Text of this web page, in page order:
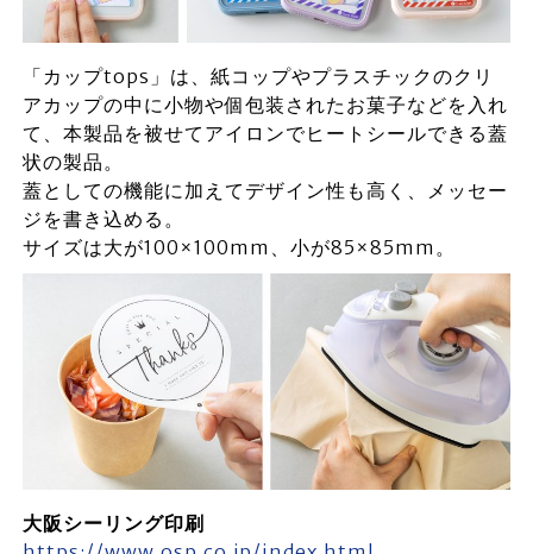
「カップtops」は、紙コップやプラスチックのクリ
アカップの中に小物や個包装されたお菓子などを入れ
て、本製品を被せてアイロンでヒートシールできる蓋
状の製品。
蓋としての機能に加えてデザイン性も高く、メッセー
ジを書き込める。
サイズは大が100×100mm、小が85×85mm。
大阪シーリング印刷